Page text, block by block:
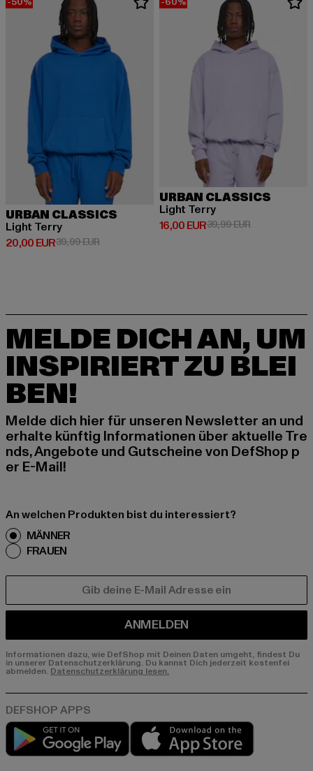
URBAN CLASSICS
Light Terry
20,00 EUR
Derzeitiger Preis: 20,00 EUR
39,99 EURAktionspreis: 39,99 EUR
URBAN CLASSICS
Light Terry
16,00 EUR
Derzeitiger Preis: 16,00 EUR
39,99 EURAktionspreis:
MELDE DICH AN, UM
INSPIRIERT ZU BLEI
BEN!
Melde dich hier für unseren Newsletter an und
erhalte künftig Informationen über aktuelle Tre
nds, Angebote und Gutscheine von DefShop p
er E-Mail!
An welchen Produkten bist du interessiert?
MÄNNER
FRAUEN
ANMELDEN
Informationen dazu, wie DefShop mit Deinen Daten umgeht, findest Du
in unserer Datenschutzerklärung. Du kannst Dich jederzeit kostenfei
abmelden. Datenschutzerklärung lesen.
Play market